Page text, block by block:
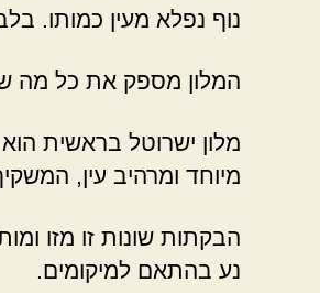
נוף נפלא מעין כמותו.
המלון מספק את כל מה
מלון ישרוטל בראשית
מיוחד ומרהיב עין,
הבקתות שונות זו מזו
נע בהתאם למיקומים.